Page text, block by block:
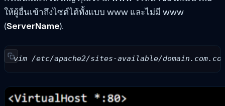
ให้ผู้อื่นเข้าถึงไซต์ได้ทั้งแบบ www และไม่มี www
(ServerName).
vim /etc/apache2/sites-available/